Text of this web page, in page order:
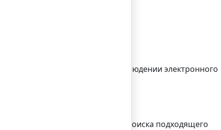
об учреждении).
электронных торгах и при соблюдении электронного
(за исключением, может быть, поиска подходящего